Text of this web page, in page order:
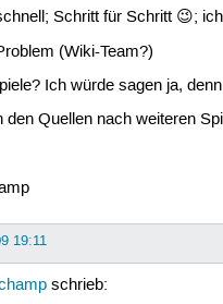
Schritt für Schritt 😉;
(Wiki-Team?)
Ich würde sagen ja,
den Quellen nach weiteren
19:11
schrieb: